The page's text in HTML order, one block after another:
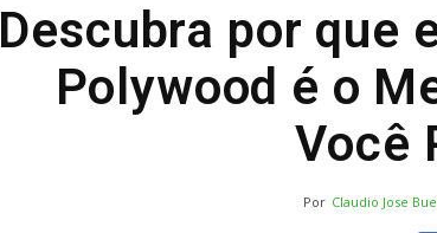
Descubra por que
Polywood é o
Você
Por Claudio Jose